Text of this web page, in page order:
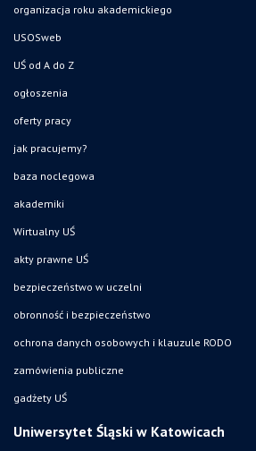
organizacja roku akademickiego
USOSweb
UŚ od A do Z
ogłoszenia
oferty pracy
jak pracujemy?
baza noclegowa
akademiki
Wirtualny UŚ
akty prawne UŚ
bezpieczeństwo w uczelni
obronność i bezpieczeństwo
ochrona danych osobowych i klauzule RODO
zamówienia publiczne
gadżety UŚ
Uniwersytet Śląski w Katowicach